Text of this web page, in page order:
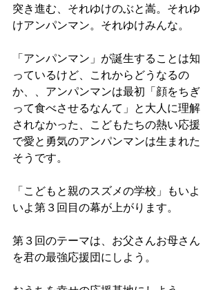
突き進む、それゆけのぶと嵩。それゆ
けアンパンマン。それゆけみんな。
「アンパンマン」が誕生することは知
っているけど、これからどうなるの
か、、アンパンマンは最初「顔をちぎ
って食べさせるなんて」と大人に理解
されなかった、こどもたちの熱い応援
で愛と勇気のアンパンマンは生まれた
そうです。
「こどもと親のスズメの学校」もいよ
いよ第３回目の幕が上がります。
第３回のテーマは、お父さんお母さん
を君の最強応援団にしよう。